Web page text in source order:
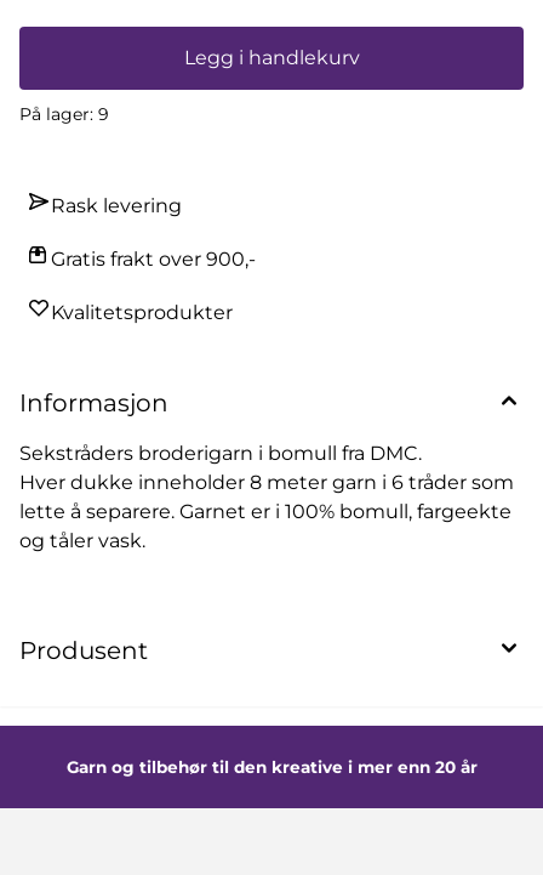
Legg i handlekurv
På lager: 9
Rask levering
Gratis frakt over 900,-
Kvalitetsprodukter
Informasjon
Sekstråders broderigarn i bomull fra DMC.
Hver dukke inneholder 8 meter garn i 6 tråder som
lette å separere. Garnet er i 100% bomull, fargeekte
og tåler vask.
Produsent
Garn og tilbehør til den kreative i mer enn 20 år